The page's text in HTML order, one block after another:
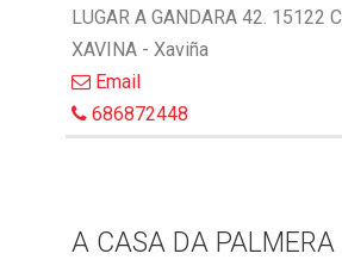
LUGAR A GANDARA 42. 15122
XAVINA - Xaviña
Email
686872448
A CASA DA PALMERA